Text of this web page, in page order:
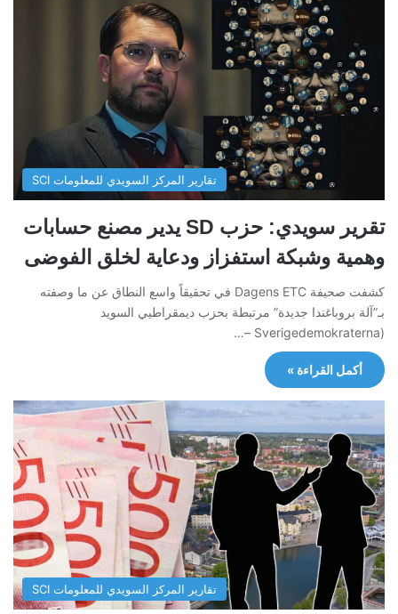
تقارير المركز السويدي للمعلومات SCI
تقرير سويدي: حزب SD يدير مصنع حسابات
وهمية وشبكة استفزاز ودعاية لخلق الفوضى
كشفت صحيفة Dagens ETC في تحقيقاً واسع النطاق عن ما وصفته
بـ”آلة بروباغندا جديدة” مرتبطة بحزب ديمقراطيي السويد
(Sverigedemokraterna –…
أكمل القراءة »
تقارير المركز السويدي للمعلومات SCI